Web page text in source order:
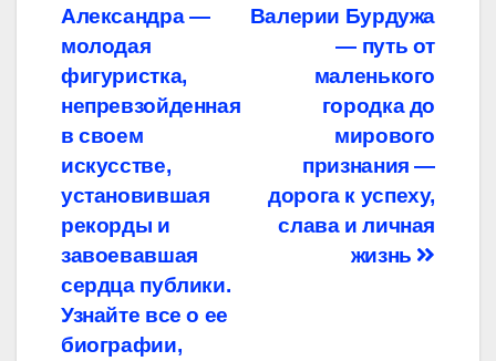
по
записям
Валерии Бурдужа
— путь от
маленького
городка до
мирового
признания —
дорога к успеху,
слава и личная
жизнь
Александра —
молодая
фигуристка,
непревзойденная
в своем
искусстве,
установившая
рекорды и
завоевавшая
сердца публики.
Узнайте все о ее
биографии,